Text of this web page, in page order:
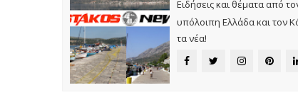
Ειδήσεις και θέματα από
υπόλοιπη Ελλάδα και τον
τα νέα!